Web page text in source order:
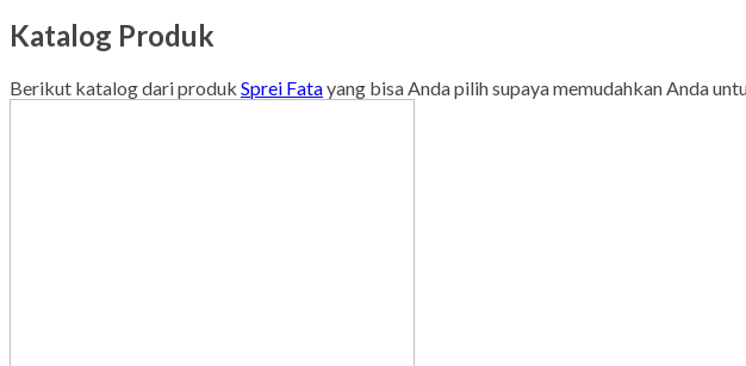
Katalog Produk
Berikut katalog dari produk Sprei Fatayang bisa Anda pilih supaya memudahkan Anda